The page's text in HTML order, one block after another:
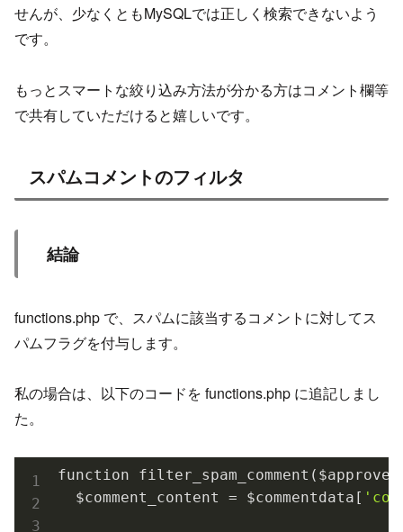
せんが、少なくともMySQLでは正しく検索できないよう
です。
もっとスマートな絞り込み方法が分かる方はコメント欄等
で共有していただけると嬉しいです。
スパムコメントのフィルタ
結論
functions.php で、スパムに該当するコメントに対してス
パムフラグを付与します。
私の場合は、以下のコードを functions.php に追記しまし
た。
function
  $comment_content = $commentdata[